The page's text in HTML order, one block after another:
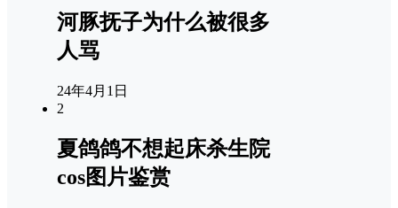
河豚抚子为什么被很多
人骂
24年4月1日
2
夏鸽鸽不想起床杀生院
cos图片鉴赏